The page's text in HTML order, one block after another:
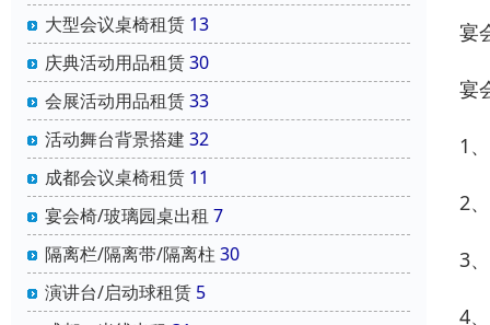
大型会议桌椅租赁 13
庆典活动用品租赁30
会展活动用品租赁33
活动舞台背景搭建 32
成都会议桌椅租赁 11
宴会椅/玻璃园桌出租 7
隔离栏/隔离带/隔离柱 30
演讲台/启动球租赁 5
宴
宴
1
2
3
4